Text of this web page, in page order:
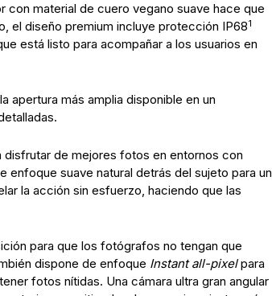
material de cuero vegano suave hace que
el diseño premium incluye protección IP681
está listo para acompañar a los usuarios en
apertura más amplia disponible en un
disfrutar de mejores fotos en entornos con
enfoque suave natural detrás del sujeto para un
la acción sin esfuerzo, haciendo que las
para que los fotógrafos no tengan que
dispone de enfoque Instant all-pixelpara
fotos nítidas. Una cámara ultra gran angular